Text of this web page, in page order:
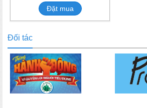
Đặt mua
Đối tác